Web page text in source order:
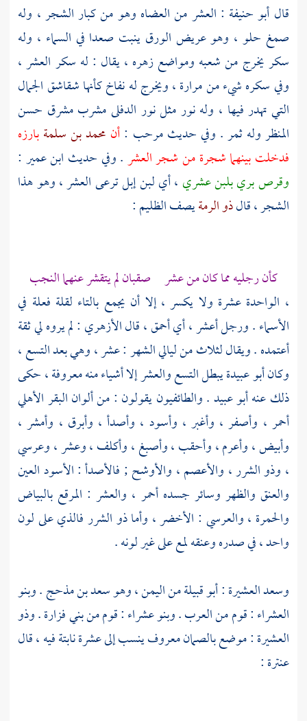
قال أبو حنيفة : العشر من العضاه وهو من كبار الشجر ، وله
صمغ حلو ، وهو عريض الورق ينبت صعدا في السماء ، وله
سكر يخرج من شعبه ومواضع زهره ، يقال : له سكر العشر ،
وفي سكره شيء من مرارة ، ويخرج له نفاخ كأنها شقاشق الجمال
التي تهدر فيها ، وله نور مثل نور الدفلى مشرب مشرق حسن
المنظر وله ثمر . وفي حديثمرحب :أن محمد بن سلمةبارزه
فدخلت بينهما شجرة من شجر العشر. وفي حديث ابن عمير :
وقرص بري بلبن عشري ، أي لبن إبل ترعى العشر ، وهو هذا
الشجر ، قالذو الرمةيصف الظليم :
كأن رجليه مما كان من عشر صقبان لم يتقشر عنهما النجب
، الواحدة عشرة ولا يكسر ، إلا أن يجمع بالتاء لقلة فعلة في
الأسماء . ورجل أعشر ، أي أحمق ، قالالأزهري : لم يروه لي ثقة
أعتمده . ويقال لثلاث من ليالي الشهر : عشر ، وهي بعد التسع ،
وكانأبو عبيدةيبطل التسع والعشر إلا أشياء منه معروفة ، حكى
ذلك عنهأبو عبيد. والطائفيون يقولون : من ألوان البقر الأهلي
أحمر ، وأصفر ، وأغبر ، وأسود ، وأصدأ ، وأبرق ، وأمشر ،
وأبيض ، وأعرم ، وأحقب ، وأصبغ ، وأكلف ، وعشر ، وعرسي
، وذو الشرر ، والأعصم ، والأوشح ; فالأصدأ : الأسود العين
والعنق والظهر وسائر جسده أحمر ، والعشر : المرقع بالبياض
والحمرة ، والعرسي : الأخضر ، وأما ذو الشرر فالذي على لون
واحد ، في صدره وعنقه لمع على غير لونه .
وسعد العشيرة: أبو قبيلة مناليمن، وهوسعد بن مذحج.وبنو
العشراء: قوم من العرب .وبنو عشراء: قوم منبني فزارة.وذو
العشيرة: موضعبالصمانمعروف ينسب إلى عشرة نابتة فيه ، قال
عنترة: